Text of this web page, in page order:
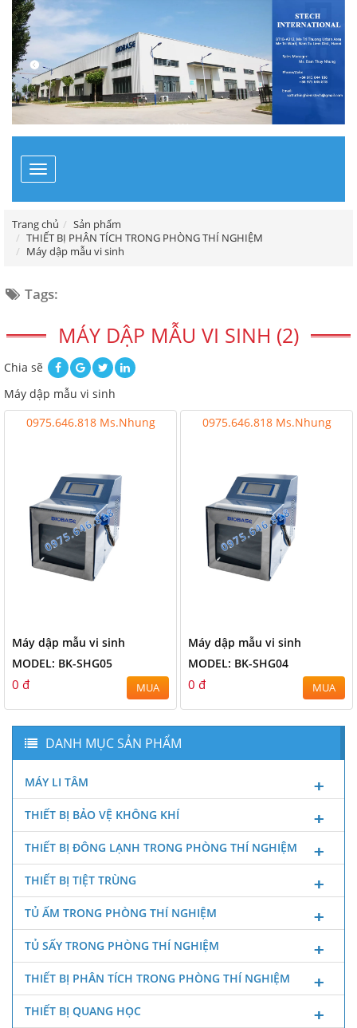
Toggle
navigation
Trang chủ
Sản phẩm
THIẾT BỊ PHÂN TÍCH TRONG PHÒNG THÍ NGHIỆM
Máy dập mẫu vi sinh
Tags:
MÁY DẬP MẪU VI SINH (2)
Chia sẽ
Máy dập mẫu vi sinh
0975.646.818 Ms.Nhung
Máy dập mẫu vi sinh
MODEL: BK-SHG05
0 đ MUA
0975.646.818 Ms.Nhung
Máy dập mẫu vi sinh
MODEL: BK-SHG04
0 đ MUA
DANH MỤC SẢN PHẨM
MÁY LI TÂM
THIẾT BỊ BẢO VỆ KHÔNG KHÍ
THIẾT BỊ ĐÔNG LẠNH TRONG PHÒNG THÍ NGHIỆM
THIẾT BỊ TIỆT TRÙNG
TỦ ẤM TRONG PHÒNG THÍ NGHIỆM
TỦ SẤY TRONG PHÒNG THÍ NGHIỆM
THIẾT BỊ PHÂN TÍCH TRONG PHÒNG THÍ NGHIỆM
THIẾT BỊ QUANG HỌC